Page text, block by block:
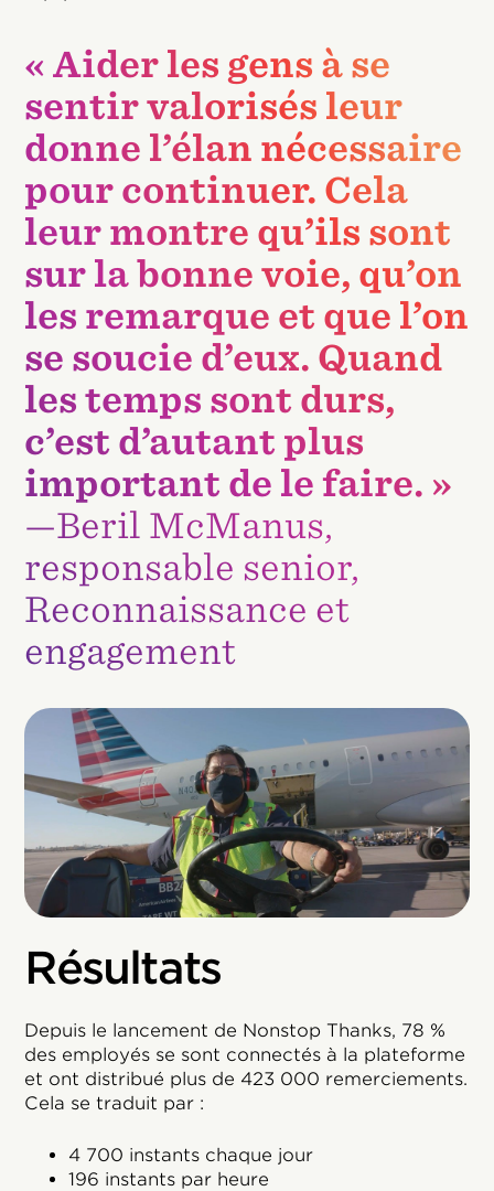
« Aider les gens à se
sentir valorisés leur
donne l’élan nécessaire
pour continuer. Cela
leur montre qu’ils sont
sur la bonne voie, qu’on
les remarque et que l’on
se soucie d’eux. Quand
les temps sont durs,
c’est d’autant plus
important de le faire. »
—Beril McManus,
responsable senior,
Reconnaissance et
engagement
Résultats
Depuis le lancement de Nonstop Thanks, 78 %
des employés se sont connectés à la plateforme
et ont distribué plus de 423 000 remerciements.
Cela se traduit par :
4 700 instants chaque jour
196 instants par heure